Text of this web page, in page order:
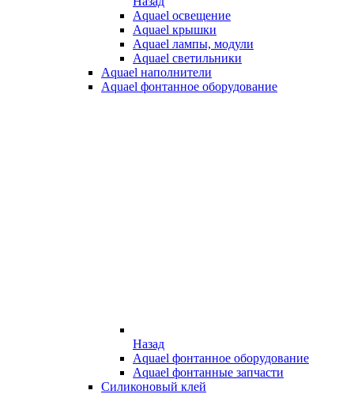
Aquael освещение
Aquael крышки
Aquael лампы, модули
Aquael светильники
Aquael наполнители
Aquael фонтанное оборудование
Назад
Aquael фонтанное оборудование
Aquael фонтанные запчасти
Силиконовый клей